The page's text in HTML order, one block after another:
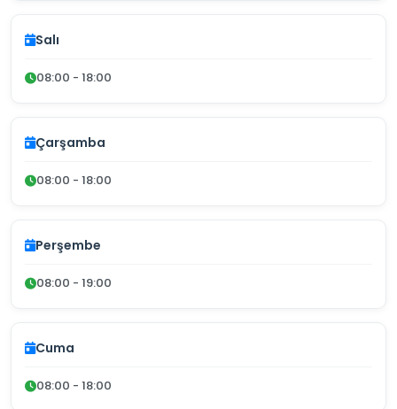
Salı
08:00 - 18:00
Çarşamba
08:00 - 18:00
Perşembe
08:00 - 19:00
Cuma
08:00 - 18:00